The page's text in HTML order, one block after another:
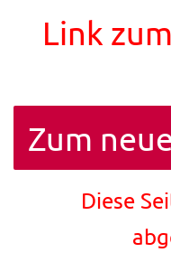
Link
Zum
Diese